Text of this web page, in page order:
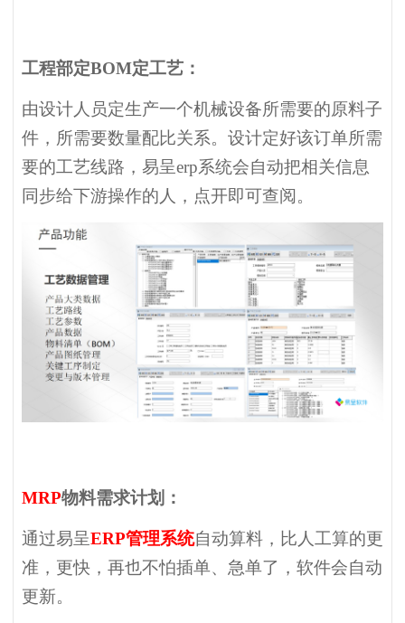
工程部定BOM定工艺：
由设计人员定生产一个机械设备所需要的原料子
件，所需要数量配比关系。设计定好该订单所需
要的工艺线路，易呈erp系统会自动把相关信息
同步给下游操作的人，点开即可查阅。
MRP物料需求计划：
通过易呈ERP管理系统自动算料，比人工算的更
准，更快，再也不怕插单、急单了，软件会自动
更新。